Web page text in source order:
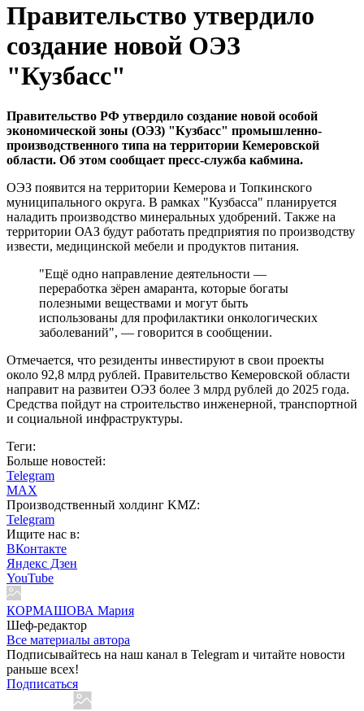
Правительство утвердило
создание новой ОЭЗ
"Кузбасс"
Правительство РФ утвердило создание новой особой
экономической зоны (ОЭЗ) "Кузбасс" промышленно-
производственного типа на территории Кемеровской
области. Об этом сообщает пресс-служба кабмина.
ОЭЗ появится на территории Кемерова и Топкинского
муниципального округа. В рамках "Кузбасса" планируется
наладить производство минеральных удобрений. Также на
территории ОАЗ будут работать предприятия по производству
извести, медицинской мебели и продуктов питания.
"Ещё одно направление деятельности —
переработка зёрен амаранта, которые богаты
полезными веществами и могут быть
использованы для профилактики онкологических
заболеваний", — говорится в сообщении.
Отмечается, что резиденты инвестируют в свои проекты
около 92,8 млрд рублей. Правительство Кемеровской области
направит на развитеи ОЭЗ более 3 млрд рублей до 2025 года.
Средства пойдут на строительство инженерной, транспортной
и социальной инфраструктуры.
Теги:
Больше новостей:
Telegram
MAX
Производственный холдинг KMZ:
Telegram
Ищите нас в:
ВКонтакте
Яндекс Дзен
YouTube
КОРМАШОВА Мария
Шеф-редактор
Все материалы автора
Подписывайтесь на наш канал в Telegram и читайте новости
раньше всех!
Подписаться